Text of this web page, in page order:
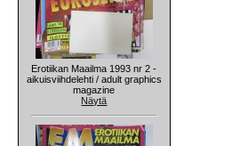
Erotiikan Maailma 1993 nr 2 -
aikuisviihdelehti / adult graphics
magazine
Näytä